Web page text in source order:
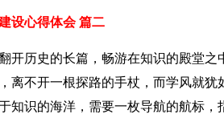
设心得体会 篇二
开历史的长篇，畅游在知识的殿堂
离不开一根探路的手杖，而学风就犹
知识的海洋，需要一枚导航的航标，